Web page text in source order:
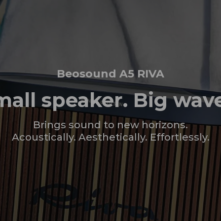
Beosound A5 RIVA
speaker. Big
Brings sound to new horizons.
Acoustically. Aesthetically. Effortlessly.